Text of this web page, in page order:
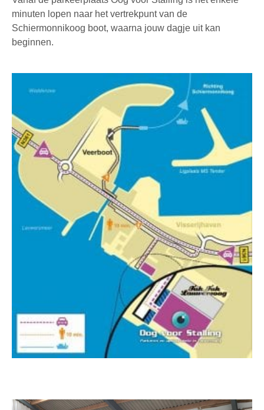
minuten lopen naar het vertrekpunt van de
Schiermonnikoog boot, waarna jouw dagje uit kan
beginnen.